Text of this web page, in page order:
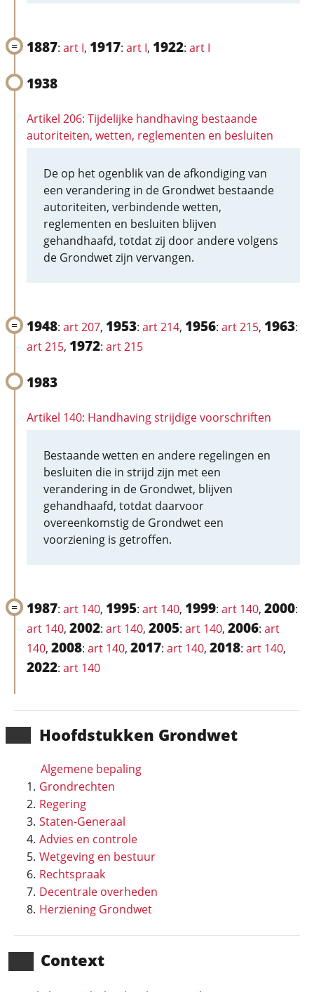
Hoofd­stukken Grondwet
Algemene bepaling
Grondrechten
Regering
Staten-Generaal
Advies en controle
Wetgeving en bestuur
Rechtspraak
Decentrale overheden
Herziening Grondwet
Context
1887: art I, 1917: art I, 1922: art I
1938
Artikel 206: Tijdelijke handhaving bestaande
autoriteiten, wetten, reglementen en besluiten
De op het ogenblik van de afkondiging van
een verandering in de Grondwet bestaande
autoriteiten, verbindende wetten,
reglementen en besluiten blijven
gehandhaafd, totdat zij door andere volgens
de Grondwet zijn vervangen.
1948: art 207, 1953: art 214, 1956: art 215, 1963:
art 215, 1972: art 215
1983
Artikel 140: Handhaving strijdige voorschriften
Bestaande wetten en andere regelingen en
besluiten die in strijd zijn met een
verandering in de Grondwet, blijven
gehandhaafd, totdat daarvoor
overeenkomstig de Grondwet een
voorziening is getroffen.
1987: art 140, 1995: art 140, 1999: art 140, 2000:
art 140, 2002: art 140, 2005: art 140, 2006: art
140, 2008: art 140, 2017: art 140, 2018: art 140,
2022: art 140